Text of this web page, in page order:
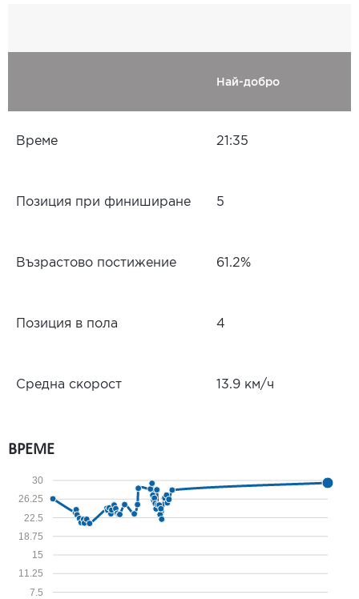
Най-добро
Време 21:35
Позиция при финиширане 5
Възрастово постижение 61.2%
Позиция в пола 4
Средна скорост 13.9 км/ч
ВРЕМЕ
7.5
11.25
15
18.75
22.5
26.25
30